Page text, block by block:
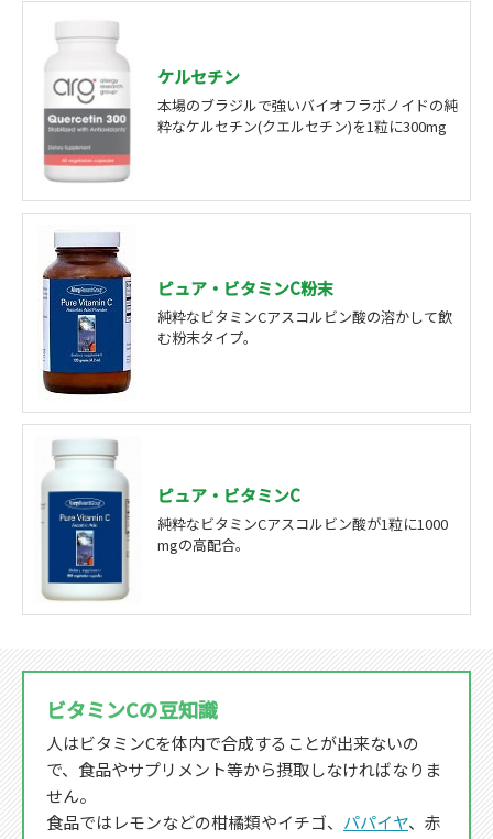
ケルセチン
本場のブラジルで強いバイオフラボノイドの純
粋なケルセチン(クエルセチン)を1粒に300mg
ピュア・ビタミンC粉末
純粋なビタミンCアスコルビン酸の溶かして飲
む粉末タイプ。
ピュア・ビタミンC
純粋なビタミンCアスコルビン酸が1粒に1000
mgの高配合。
ビタミンCの豆知識
人はビタミンCを体内で合成することが出来ないの
で、食品やサプリメント等から摂取しなければなりま
せん。
食品ではレモンなどの柑橘類やイチゴ、 パパイヤ、赤